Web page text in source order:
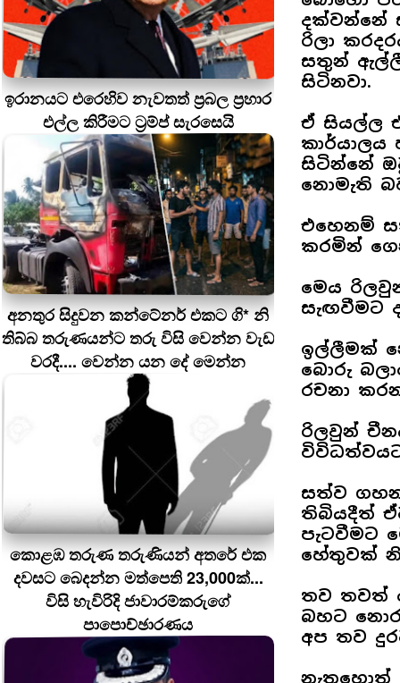
ඉරානයට එරෙහිව නැවතත් ප්‍රබල ප්‍රහාර
එල්ල කිරීමට ට්‍රම්ප් සැරසෙයි
අනතුර සිදුවන කන්ටේනර් එකට ගි* නි
තිබ්බ තරුණයන්ට තරු විසි වෙන්න වැඩ
වරදී.... වෙන්න යන දේ මෙන්න
කොළඹ තරුණ තරුණියන් අතරේ එක
දවසට බෙදන්න මත්පෙති 23,000ක්...
විසි හැවිරිදි ජාවාරම්කරුගේ
පාපොච්ඡාරණය
දක්වන්නේ
රිලා
සතුන්
සිටිනවා.
ඒ සියල්ල
සිටින්නේ
නොමැති
එහෙනම්
කරමින්
මෙය
සැඟවීමට
ඉල්ලීමක්
බොරු
රචනා
රිලවුන්
සත්ව
තිබියදීත්
පැටවීමට
හේතුවක්
තව තවත්
බහට
අප තව
නැතහොත්